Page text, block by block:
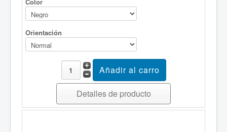
Orientación
Detalles de producto